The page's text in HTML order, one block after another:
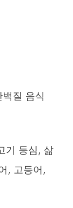
질 음식
기 등심, 삶
, 고등어,